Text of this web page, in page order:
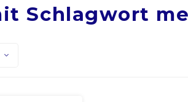
Schlagwort